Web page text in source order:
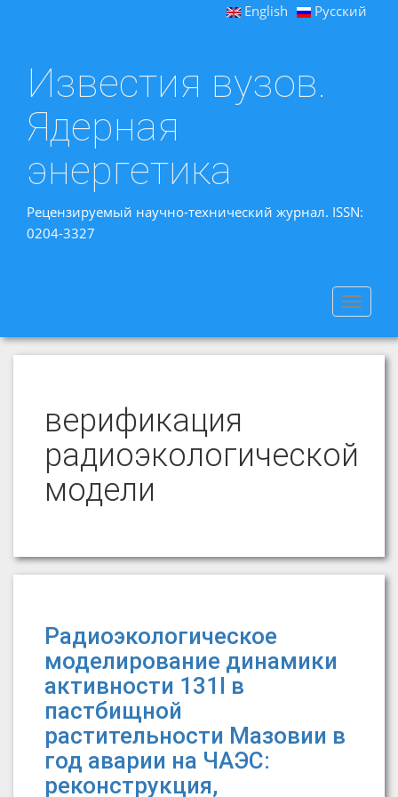
English Русский
Известия вузов.
Ядерная
энергетика
Рецензируемый научно-технический журнал. ISSN:
0204-3327
Toggle
верификация
радиоэкологической
модели
Радиоэкологическое
моделирование динамики
активности 131I в
пастбищной
растительности Мазовии в
год аварии на ЧАЭС:
реконструкция,